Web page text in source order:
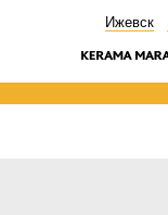
Ижевск